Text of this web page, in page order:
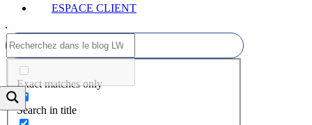
ESPACE CLIENT
Exact matches only
Search in title